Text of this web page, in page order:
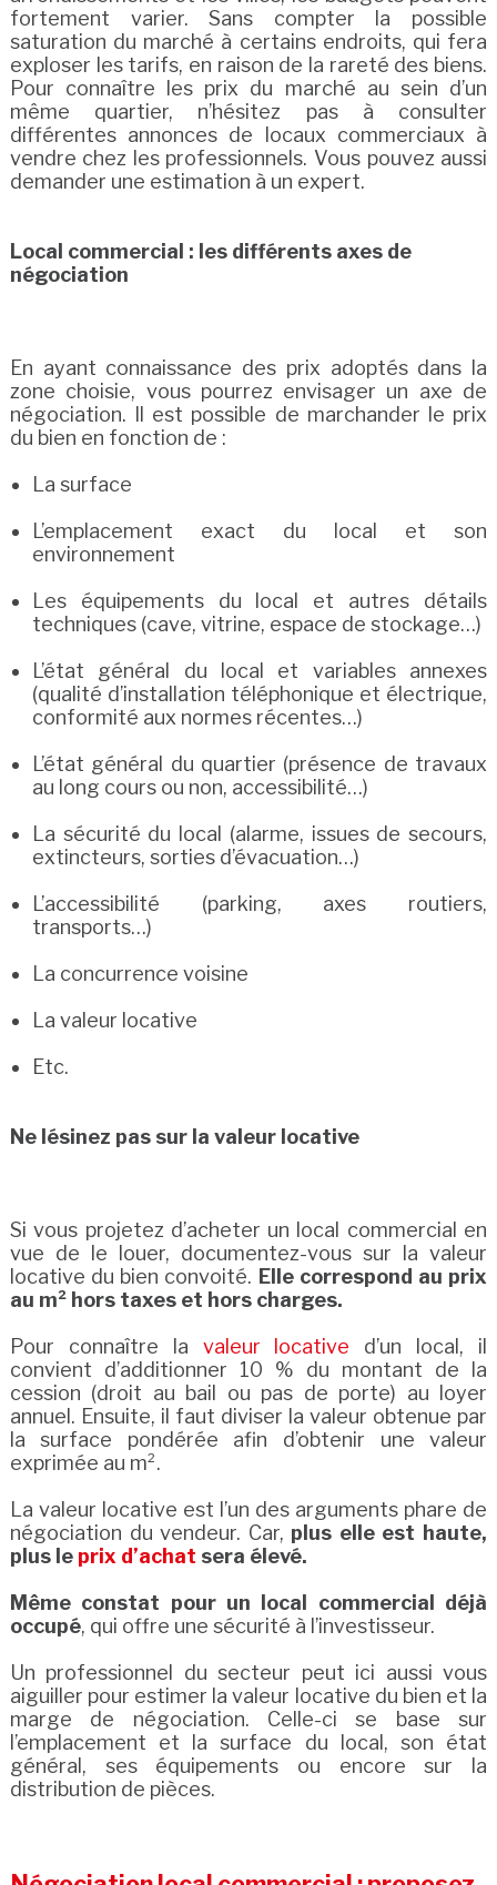
fortement varier. Sans compter la possible
saturation du marché à certains endroits, qui fera
exploser les tarifs, en raison de la rareté des biens.
Pour connaître les prix du marché au sein d’un
même quartier, n’hésitez pas à consulter
différentes annonces de locaux commerciaux à
vendre chez les professionnels. Vous pouvez aussi
demander une estimation à un expert.
Local commercial : les différents axes de
négociation
En ayant connaissance des prix adoptés dans la
zone choisie, vous pourrez envisager un axe de
négociation. Il est possible de marchander le prix
du bien en fonction de :
La surface
L’emplacement exact du local et son
environnement
Les équipements du local et autres détails
techniques (cave, vitrine, espace de stockage…)
L’état général du local et variables annexes
(qualité d’installation téléphonique et électrique,
conformité aux normes récentes…)
L’état général du quartier (présence de travaux
au long cours ou non, accessibilité…)
La sécurité du local (alarme, issues de secours,
extincteurs, sorties d’évacuation…)
L’accessibilité (parking, axes routiers,
transports…)
La concurrence voisine
La valeur locative
Etc.
Ne lésinez pas sur la valeur locative
Si vous projetez d’acheter un local commercial en
vue de le louer, documentez-vous sur la valeur
locative du bien convoité. Elle correspond au prix
au m² hors taxes et hors charges.
Pour connaître la valeur locative d’un local, il
convient d’additionner 10 % du montant de la
cession (droit au bail ou pas de porte) au loyer
annuel. Ensuite, il faut diviser la valeur obtenue par
la surface pondérée afin d’obtenir une valeur
exprimée au m².
La valeur locative est l’un des arguments phare de
négociation du vendeur. Car, plus elle est haute,
plus le prix d’achat sera élevé.
Même constat pour un local commercial déjà
occupé, qui offre une sécurité à l’investisseur.
Un professionnel du secteur peut ici aussi vous
aiguiller pour estimer la valeur locative du bien et la
marge de négociation. Celle-ci se base sur
l’emplacement et la surface du local, son état
général, ses équipements ou encore sur la
distribution de pièces.